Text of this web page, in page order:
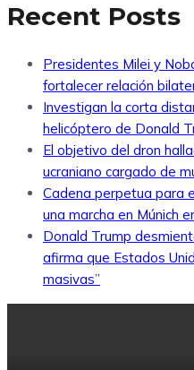
Recent Posts
Presidentes Milei y
fortalecer relación
Investigan la corta
helicóptero de Donald
El objetivo del dron
ucraniano cargado de
Cadena perpetua para
una marcha en Múnich
Donald Trump
afirma que Estados
masivas”